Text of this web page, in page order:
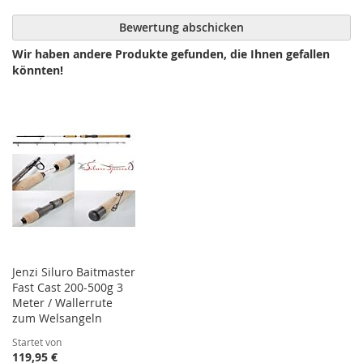
Bewertung abschicken
Wir haben andere Produkte gefunden, die Ihnen gefallen
könnten!
Jenzi Siluro Baitmaster
Fast Cast 200-500g 3
Meter / Wallerrute
zum Welsangeln
Startet von
119,95 €